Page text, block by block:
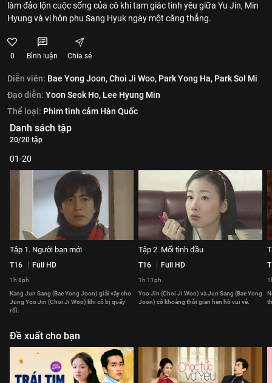
làm đảo lộn cuộc sống của cô khi tam giác tình yêu giữa Yu Jin, Min
Hyung và vị hôn phu Sang Hyuk ngày một căng thẳng.
0 Bình luận Chia sẻ
Diễn viên: Bae Yong Joon,Choi Ji Woo, Park Yong Ha, Park Sol Mi
Đạo diễn: Yoon Seok Ho, Lee Hyung Min
Thể loại: Phim tình cảm Hàn Quốc
Danh sách tập
20/20 tập
01-20
Tập 1. Người bạn mới
T16 Full HD
1h 8ph
Kang Jun Sang (Bae Yong Joon) giải vây cho
Jung Yoo Jin (Choi Ji Woo) khi cô bị quấy
rối.
Tập 2. Mối tình đầu
T16 Full HD
1h 11ph
Yoo Jin (Choi Ji Woo) và Jun Sang (Bae Yong
Joon) có khoảng thời gian hẹn hò vui vẻ.
Đề xuất cho bạn